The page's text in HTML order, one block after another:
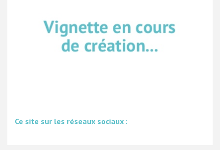
Ce site sur les réseaux sociaux :